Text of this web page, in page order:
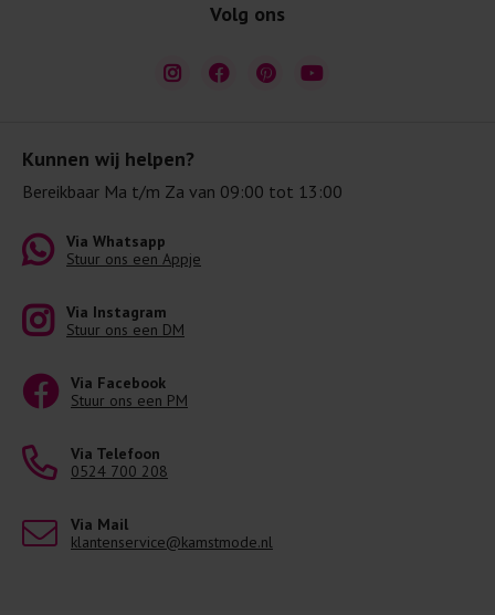
Kunnen wij helpen?
Bereikbaar Ma t/m Za van 09:00 tot 13:00
Via Whatsapp
Stuur ons een Appje
Via Instagram
Stuur ons een DM
Via Facebook
Stuur ons een PM
Via Telefoon
0524 700 208
Via Mail
klantenservice@kamstmode.nl
Volg ons